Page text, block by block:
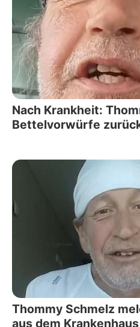
Nach Krankheit:
Bettelvorwürfe
Thommy Schmelz
aus dem Krankenhaus